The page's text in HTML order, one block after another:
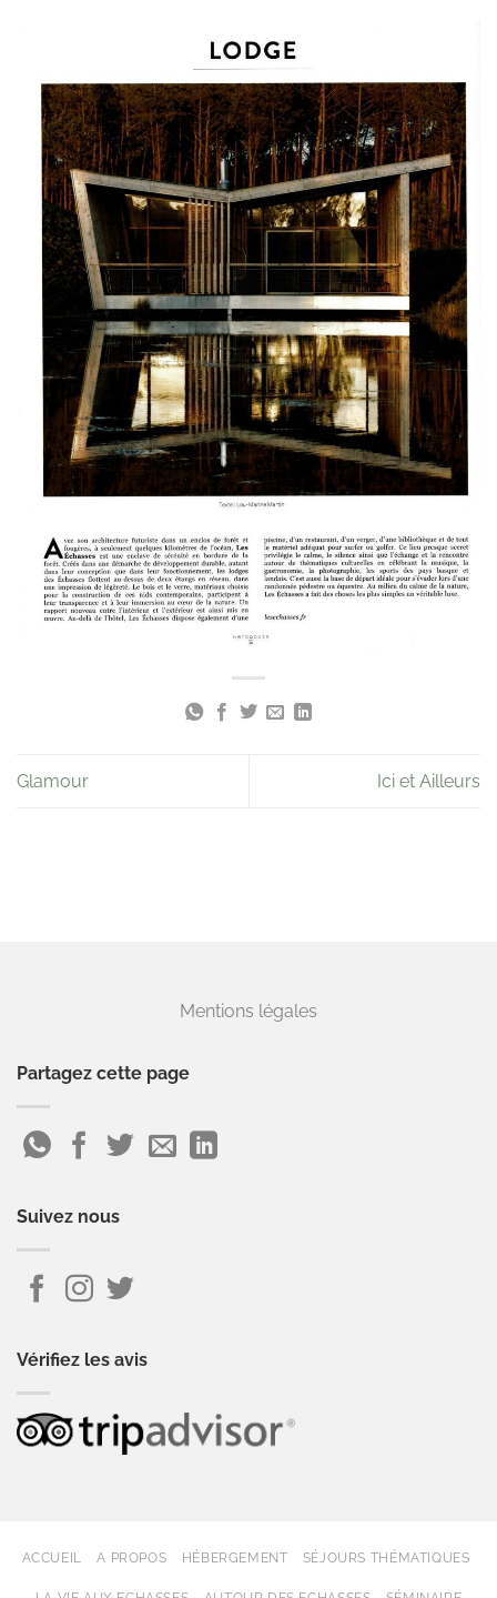
Glamour Ici et Ailleurs
Mentions légales
Partagez cette page
Suivez nous
Vérifiez les avis
ACCUEIL A PROPOS HÉBERGEMENT SÉJOURS THÉMATIQUES